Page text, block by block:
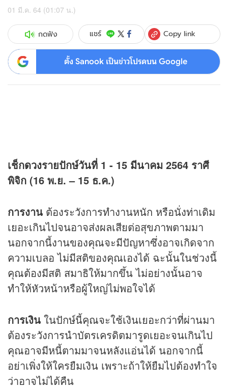
01 มี.ค. 64 (01:07 น.)
กดฟัง แชร์ Copy link
ตั้ง Sanook เป็นข่าวโปรดบน Google
เช็กดวงรายปักษ์วันที่ 1 - 15 มีนาคม 2564 ราศี
พิจิก (16 พ.ย. – 15 ธ.ค.)
การงาน ต้องระวังการทำงานหนัก หรือนั่งท่าเดิม
เยอะเกินไปจนอาจส่งผลเสียต่อสุขภาพตามมา
นอกจากนี้งานของคุณจะมีปัญหาซึ่งอาจเกิดจาก
ความเบลอ ไม่มีสติของคุณเองได้ ฉะนั้นในช่วงนี้
คุณต้องมีสติ สมาธิให้มากขึ้น ไม่อย่างนั้นอาจ
ทำให้หัวหน้าหรือผู้ใหญ่ไม่พอใจได้
การเงิน ในปักษ์นี้คุณจะใช้เงินเยอะกว่าที่ผ่านมา
ต้องระวังการนำบัตรเครดิตมารูดเยอะจนเกินไป
คุณอาจมีหนี้ตามมาจนหลังแอ่นได้ นอกจากนี้
อย่าเพิ่งให้ใครยืมเงิน เพราะถ้าให้ยืมไปต้องทำใจ
ว่าอาจไม่ได้คืน